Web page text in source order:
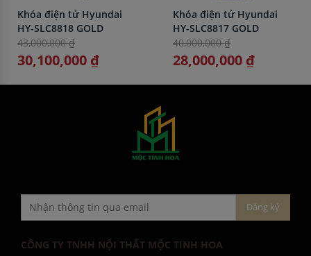
Khóa điện tử Hyundai
HY-SLC8818 GOLD
43,000,000 ₫
30,100,000 ₫
Khóa điện tử Hyundai
HY-SLC8817 GOLD
40,000,000 ₫
28,000,000 ₫
CÔNG TY TNHH NỘI THẤT MỘC TINH HOA